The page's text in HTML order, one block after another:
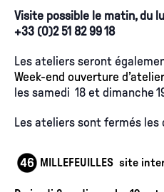
Visite possible le matin, du
+33 (0)2 51 82 99 18
Les ateliers seront
Week-end ouverture
les samedi 18 et dimanche
Les ateliers sont fermés les
MILLEFEUILLES site